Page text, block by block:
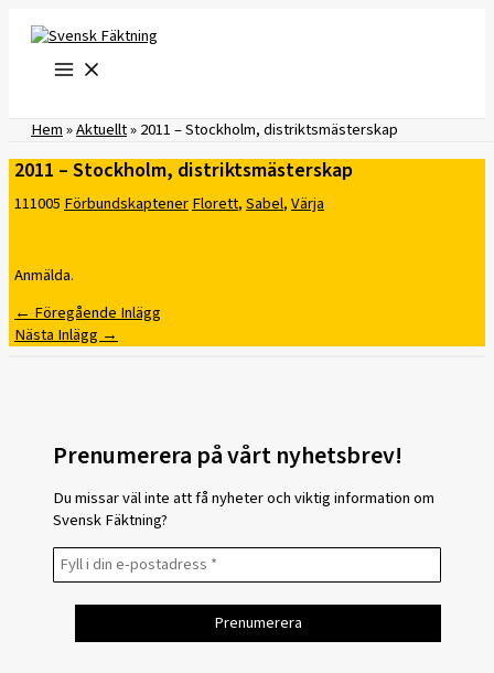
innehåll
Hem»Aktuellt»2011 – Stockholm, distriktsmästerskap
2011 – Stockholm, distriktsmästerskap
111005FörbundskaptenerFlorett,Sabel,Värja
Anmälda.
←Föregående Inlägg
Nästa Inlägg→
Prenumerera på vårt nyhetsbrev!
Du missar väl inte att få nyheter och viktig information om
Svensk Fäktning?